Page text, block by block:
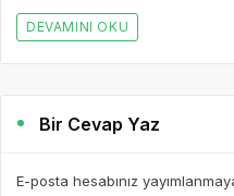
DEVAMINI OKU
Bir Cevap Yaz
E-posta hesabınız